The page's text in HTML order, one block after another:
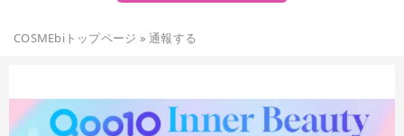
COSMEbiトップページ »通報する